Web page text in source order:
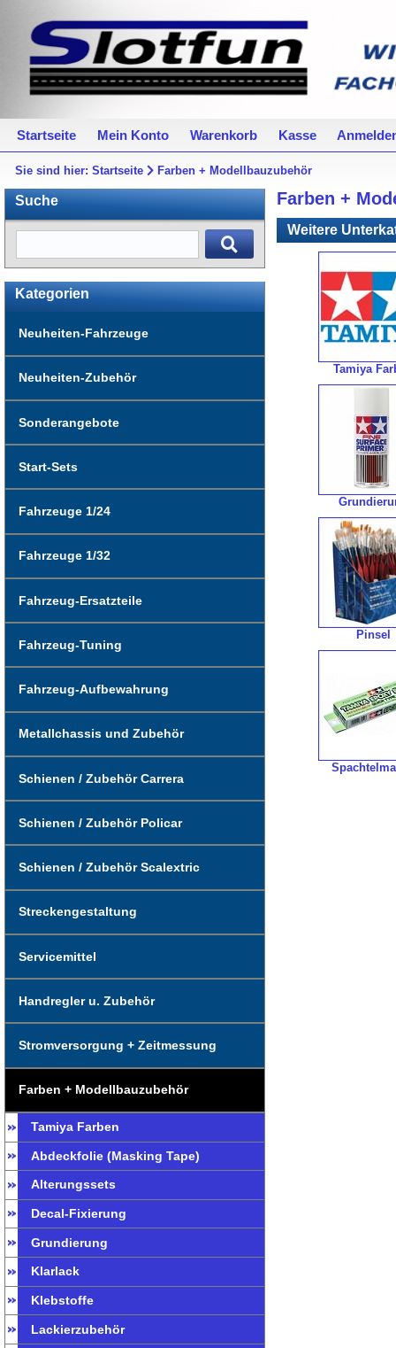
Startseite Mein Konto Warenkorb Kasse
Sie sind hier:Startseite Farben + Modellbauzubehör
Suche
Kategorien
Neuheiten-Fahrzeuge
Neuheiten-Zubehör
Sonderangebote
Start-Sets
Fahrzeuge 1/24
Fahrzeuge 1/32
Fahrzeug-Ersatzteile
Fahrzeug-Tuning
Fahrzeug-Aufbewahrung
Metallchassis und Zubehör
Schienen / Zubehör Carrera
Schienen / Zubehör Policar
Schienen / Zubehör Scalextric
Streckengestaltung
Servicemittel
Handregler u. Zubehör
Stromversorgung + Zeitmessung
Farben + Modellbauzubehör
Tamiya Farben
Abdeckfolie (Masking Tape)
Alterungssets
Decal-Fixierung
Grundierung
Klarlack
Klebstoffe
Lackierzubehör
Farben +
Weitere
Tamiya
Pinsel